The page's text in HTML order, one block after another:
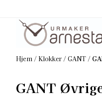
Hjem /Klokker /GANT /
GANT